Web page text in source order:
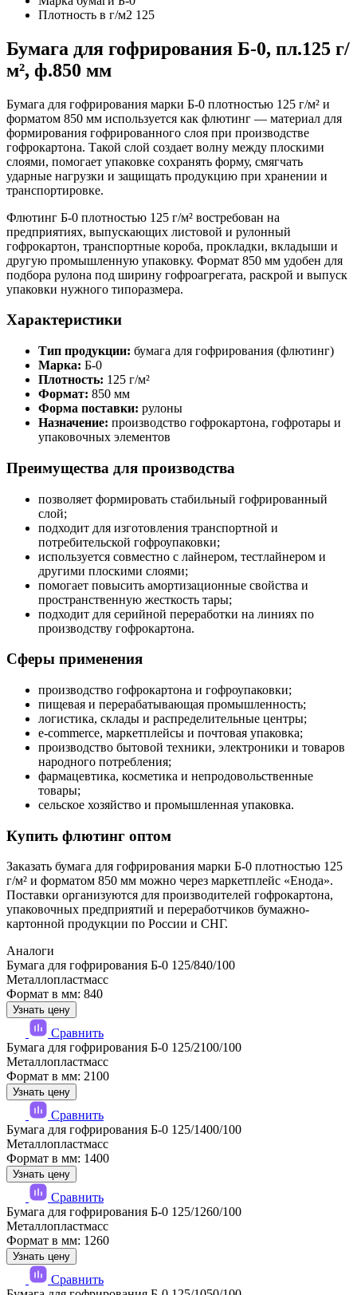
Плотность в г/м2 125
Бумага для гофрирования Б-0, пл.125 г/
м², ф.850 мм
Бумага для гофрирования марки Б-0 плотностью 125 г/м² и
форматом 850 мм используется как флютинг — материал для
формирования гофрированного слоя при производстве
гофрокартона. Такой слой создает волну между плоскими
слоями, помогает упаковке сохранять форму, смягчать
ударные нагрузки и защищать продукцию при хранении и
транспортировке.
Флютинг Б-0 плотностью 125 г/м² востребован на
предприятиях, выпускающих листовой и рулонный
гофрокартон, транспортные короба, прокладки, вкладыши и
другую промышленную упаковку. Формат 850 мм удобен для
подбора рулона под ширину гофроагрегата, раскрой и выпуск
упаковки нужного типоразмера.
Характеристики
Тип продукции: бумага для гофрирования (флютинг)
Марка: Б-0
Плотность: 125 г/м²
Формат: 850 мм
Форма поставки: рулоны
Назначение: производство гофрокартона, гофротары и
упаковочных элементов
Преимущества для производства
позволяет формировать стабильный гофрированный
слой;
подходит для изготовления транспортной и
потребительской гофроупаковки;
используется совместно с лайнером, тестлайнером и
другими плоскими слоями;
помогает повысить амортизационные свойства и
пространственную жесткость тары;
подходит для серийной переработки на линиях по
производству гофрокартона.
Сферы применения
производство гофрокартона и гофроупаковки;
пищевая и перерабатывающая промышленность;
логистика, склады и распределительные центры;
e-commerce, маркетплейсы и почтовая упаковка;
производство бытовой техники, электроники и товаров
народного потребления;
фармацевтика, косметика и непродовольственные
товары;
сельское хозяйство и промышленная упаковка.
Купить флютинг оптом
Заказать бумага для гофрирования марки Б-0 плотностью 125
г/м² и форматом 850 мм можно через маркетплейс «Енода».
Поставки организуются для производителей гофрокартона,
упаковочных предприятий и переработчиков бумажно-
картонной продукции по России и СНГ.
Аналоги
Бумага для гофрирования Б-0 125/840/100
Металлопластмасс
Формат в мм: 840
Узнать цену
Сравнить
Бумага для гофрирования Б-0 125/2100/100
Металлопластмасс
Формат в мм: 2100
Узнать цену
Сравнить
Бумага для гофрирования Б-0 125/1400/100
Металлопластмасс
Формат в мм: 1400
Узнать цену
Сравнить
Бумага для гофрирования Б-0 125/1260/100
Металлопластмасс
Формат в мм: 1260
Узнать цену
Сравнить